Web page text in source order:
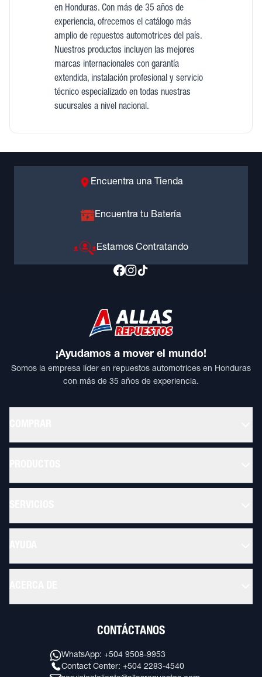
en Honduras. Con más de 35 años de
experiencia, ofrecemos el catálogo más
amplio de repuestos automotrices del país.
Nuestros productos incluyen las mejores
marcas internacionales con garantía
extendida, instalación profesional y servicio
técnico especializado en todas nuestras
sucursales a nivel nacional.
Encuentra una Tienda
Encuentra tu Batería
Estamos Contratando
¡Ayudamos a mover el mundo!
Somos la empresa líder en repuestos automotrices en Honduras
con más de 35 años de experiencia.
CONTÁCTANOS
WhatsApp: +504 9508-9953
Contact Center: +504 2283-4540